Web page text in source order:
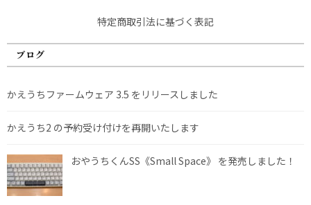
特定商取引法に基づく表記
ブログ
かえうちファームウェア 3.5 をリリースしました
かえうち2 の予約受け付けを再開いたします
おやうちくんSS《Small Space》 を発売しました！